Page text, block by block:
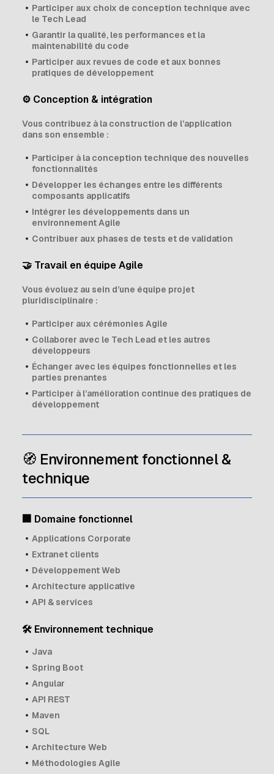
Participer aux choix de conception technique avec
le Tech Lead
Garantir la qualité, les performances et la
maintenabilité du code
Participer aux revues de code et aux bonnes
pratiques de développement
⚙️ Conception & intégration
Vous contribuez à la construction de l’application
dans son ensemble :
Participer à la conception technique des nouvelles
fonctionnalités
Développer les échanges entre les différents
composants applicatifs
Intégrer les développements dans un
environnement Agile
Contribuer aux phases de tests et de validation
🤝 Travail en équipe Agile
Vous évoluez au sein d’une équipe projet
pluridisciplinaire :
Participer aux cérémonies Agile
Collaborer avec le Tech Lead et les autres
développeurs
Échanger avec les équipes fonctionnelles et les
parties prenantes
Participer à l’amélioration continue des pratiques de
développement
🧭 Environnement fonctionnel &
technique
🏢 Domaine fonctionnel
Applications Corporate
Extranet clients
Développement Web
Architecture applicative
API & services
🛠 Environnement technique
Java
Spring Boot
Angular
API REST
Maven
SQL
Architecture Web
Méthodologies Agile